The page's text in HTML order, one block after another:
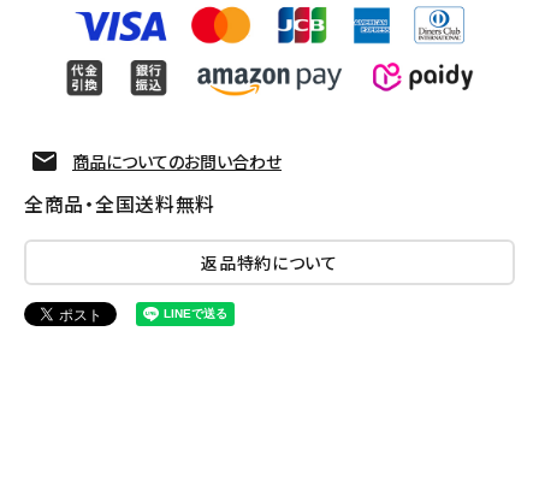
商品についてのお問い合わせ
全商品・全国送料無料
返品特約について